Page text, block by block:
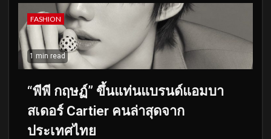
FASHION
1 min read
“พีพี กฤษฏ์” ขึ้นแท่นแบรนด์แอมบา
สเดอร์ Cartier คนล่าสุดจาก
ประเทศไทย